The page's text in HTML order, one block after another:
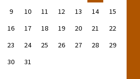
9
10 11 12 13 14
15
16
17 18 19 20 21
22
23
24 25 26 27 28
29
30
31